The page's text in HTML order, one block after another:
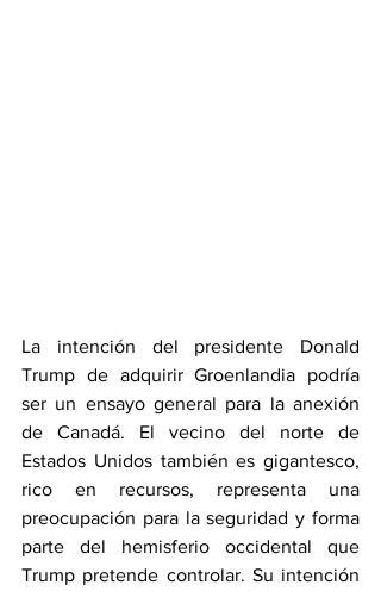
La intención del presidente Donald
Trump de adquirir Groenlandia podría
ser un ensayo general para la anexión
de Canadá. El vecino del norte de
Estados Unidos también es gigantesco,
rico en recursos, representa una
preocupación para la seguridad y forma
parte del hemisferio occidental que
Trump pretende controlar. Su intención